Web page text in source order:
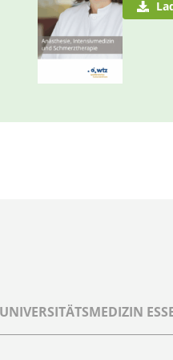
UNIVERSITÄTSMEDIZIN